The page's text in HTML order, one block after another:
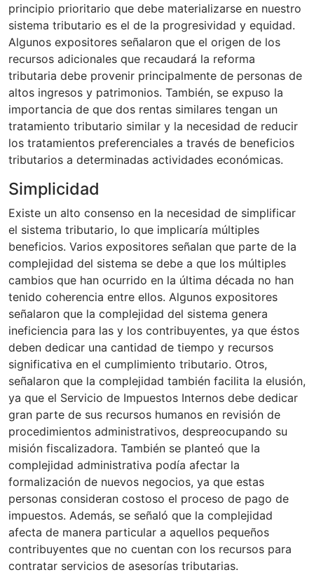
principio prioritario que debe materializarse en nuestro
sistema tributario es el de la progresividad y equidad.
Algunos expositores señalaron que el origen de los
recursos adicionales que recaudará la reforma
tributaria debe provenir principalmente de personas de
altos ingresos y patrimonios. También, se expuso la
importancia de que dos rentas similares tengan un
tratamiento tributario similar y la necesidad de reducir
los tratamientos preferenciales a través de beneficios
tributarios a determinadas actividades económicas.
Simplicidad
Existe un alto consenso en la necesidad de simplificar
el sistema tributario, lo que implicaría múltiples
beneficios. Varios expositores señalan que parte de la
complejidad del sistema se debe a que los múltiples
cambios que han ocurrido en la última década no han
tenido coherencia entre ellos. Algunos expositores
señalaron que la complejidad del sistema genera
ineficiencia para las y los contribuyentes, ya que éstos
deben dedicar una cantidad de tiempo y recursos
significativa en el cumplimiento tributario. Otros,
señalaron que la complejidad también facilita la elusión,
ya que el Servicio de Impuestos Internos debe dedicar
gran parte de sus recursos humanos en revisión de
procedimientos administrativos, despreocupando su
misión fiscalizadora. También se planteó que la
complejidad administrativa podía afectar la
formalización de nuevos negocios, ya que estas
personas consideran costoso el proceso de pago de
impuestos. Además, se señaló que la complejidad
afecta de manera particular a aquellos pequeños
contribuyentes que no cuentan con los recursos para
contratar servicios de asesorías tributarias.